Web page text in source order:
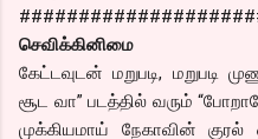
செவிக்கினிமை
கேட்டவுடன் மறுபடி, மறுபடி
சூட வா” படத்தில் வரும்
முக்கியமாய் நேகாவின்